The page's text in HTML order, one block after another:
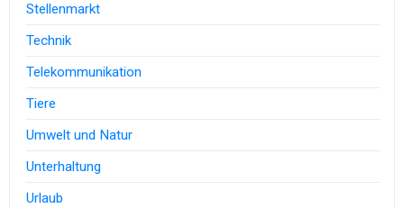
Stellenmarkt
Technik
Telekommunikation
Tiere
Umwelt und Natur
Unterhaltung
Urlaub